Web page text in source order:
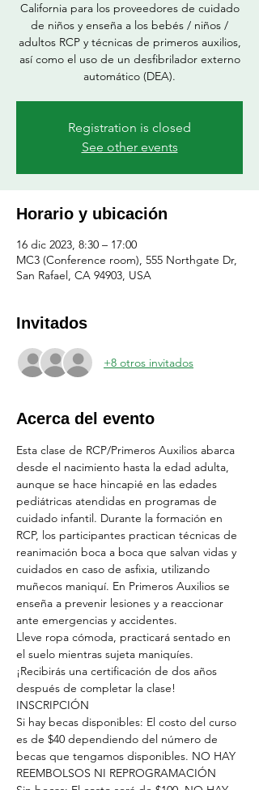
California para los proveedores de cuidado
de niños y enseña a los bebés / niños /
adultos RCP y técnicas de primeros auxilios,
así como el uso de un desfibrilador externo
automático (DEA).
Registration is closed
See other events
Horario y ubicación
16 dic 2023, 8:30 – 17:00
MC3 (Conference room), 555 Northgate Dr,
San Rafael, CA 94903, USA
Invitados
+8 otros invitados
Acerca del evento
Esta clase de RCP/Primeros Auxilios abarca
desde el nacimiento hasta la edad adulta,
aunque se hace hincapié en las edades
pediátricas atendidas en programas de
cuidado infantil. Durante la formación en
RCP, los participantes practican técnicas de
reanimación boca a boca que salvan vidas y
cuidados en caso de asfixia, utilizando
muñecos maniquí. En Primeros Auxilios se
enseña a prevenir lesiones y a reaccionar
ante emergencias y accidentes.
Lleve ropa cómoda, practicará sentado en
el suelo mientras sujeta maniquíes.
¡Recibirás una certificación de dos años
después de completar la clase!
INSCRIPCIÓN
Si hay becas disponibles: El costo del curso
es de $40 dependiendo del número de
becas que tengamos disponibles. NO HAY
REEMBOLSOS NI REPROGRAMACIÓN